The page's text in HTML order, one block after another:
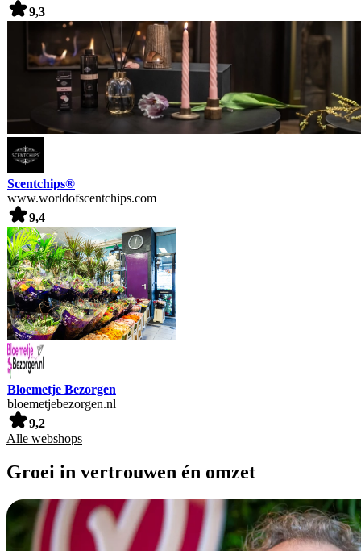
9,3
Scentchips®
www.worldofscentchips.com
9,4
Bloemetje Bezorgen
bloemetjebezorgen.nl
9,2
Alle webshops
Groei in vertrouwen én omzet